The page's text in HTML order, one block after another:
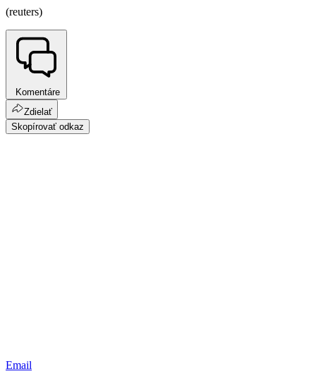
(reuters)
Komentáre
Zdielať
Skopírovať odkaz
Email